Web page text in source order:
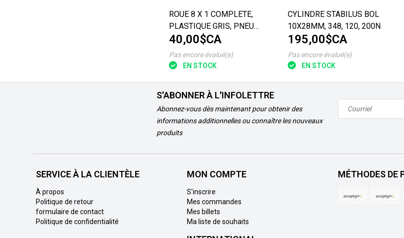
ROUE 8 X 1 COMPLETE,
PLASTIQUE GRIS, PNEU
CAOUTC
40,00$CA
Pas encore évalué(e)
EN STOCK
CYLINDRE STABILUS BOL
10X28MM, 348, 120, 200N
195,00$CA
Pas encore évalué(e)
EN STOCK
S'ABONNER À L'INFOLETTRE
Abonnez-vous dès maintenant pour obtenir des
informations additionnelles ou connaître les nouveaux
produits
SERVICE À LA CLIENTÈLE
À propos
Politique de retour
formulaire de contact
Politique de confidentialité
MON COMPTE
S'inscrire
Mes commandes
Mes billets
Ma liste de souhaits
MÉTHODES DE